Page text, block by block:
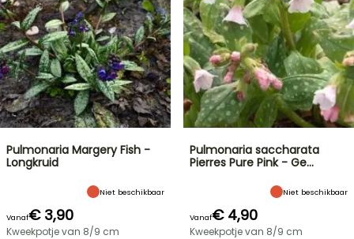
Pulmonaria Margery Fish -
Longkruid
Niet beschikbaar
Vanaf€ 3,90
Kweekpotje van 8/9 cm
Pulmonaria saccharata
Pierres Pure Pink - Ge…
Niet beschikbaar
Vanaf€ 4,90
Kweekpotje van 8/9 cm